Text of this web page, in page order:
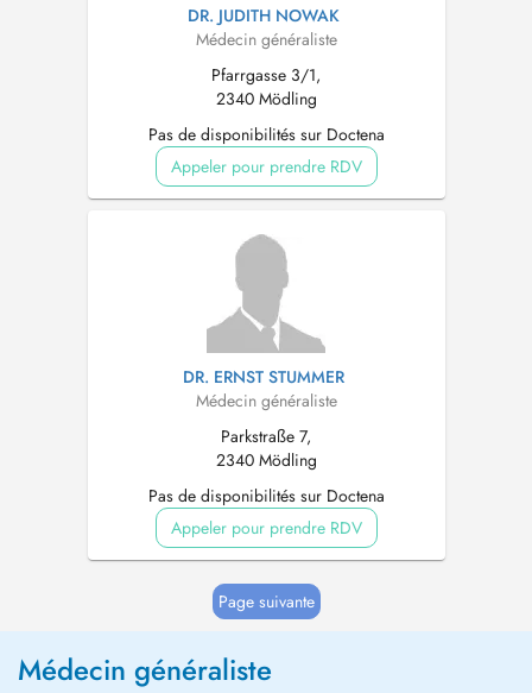
DR. JUDITH NOWAK
Médecin généraliste
Pfarrgasse 3/1,
2340 Mödling
Pas de disponibilités sur Doctena
Appeler pour prendre RDV
DR. ERNST STUMMER
Médecin généraliste
Parkstraße 7,
2340 Mödling
Pas de disponibilités sur Doctena
Appeler pour prendre RDV
Page suivante
Médecin généraliste